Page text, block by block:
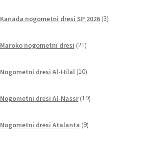
Kanada nogometni dresi SP 2026 3izdelki
Maroko nogometni dresi 21izdelkov
Nogometni dresi Al-Hilal 10izdelkov
Nogometni dresi Al-Nassr 19izdelkov
Nogometni dresi Atalanta 9izdelkov